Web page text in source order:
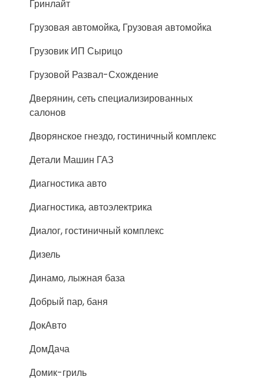
Гринлайт
Грузовая автомойка, Грузовая автомойка
Грузовик ИП Сырицо
Грузовой Развал-Схождение
Дверянин, сеть специализированных
салонов
Дворянское гнездо, гостиничный комплекс
Детали Машин ГАЗ
Диагностика авто
Диагностика, автоэлектрика
Диалог, гостиничный комплекс
Дизель
Динамо, лыжная база
Добрый пар, баня
ДокАвто
ДомДача
Домик-гриль